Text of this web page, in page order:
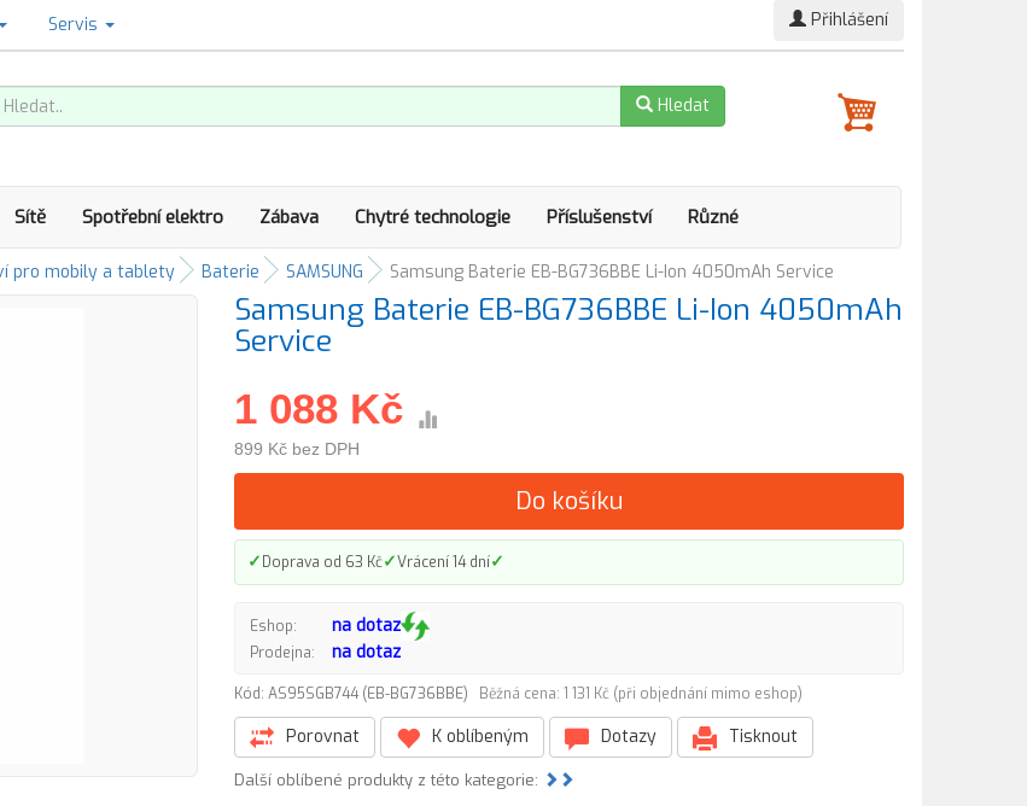
Servis Přihlášení
Hledat
Sítě Spotřební elektro Zábava Chytré technologie Příslušenství Různé
pro mobily a tablety Baterie SAMSUNG Samsung Baterie EB-BG736BBE Li-Ion 4050mAh Service
Samsung Baterie EB-BG736BBE Li-Ion 4050mAh
Service
1 088 Kč
899 Kč bez DPH
Do košíku
✓Doprava od 63 Kč✓Vrácení 14 dní✓
Eshop: na dotaz
Prodejna: na dotaz
Kód: AS95SGB744 (EB-BG736BBE) Běžná cena: 1 131 Kč (při objednání mimo eshop)
Porovnat K oblíbeným Dotazy Tisknout
Další oblíbené produkty z této kategorie: